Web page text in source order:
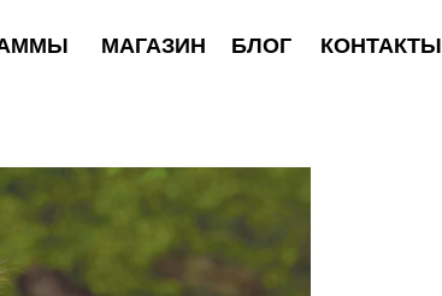
КОНТАКТЫ ОТЗЫВЫ
БЛОГ
МАГАЗИН